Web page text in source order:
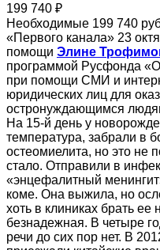
199 740 ₽
Необходимые 199 740
«Первого канала» 23
помощи Элине
программой Русфонда
при помощи СМИ и
юридических лиц для
остронуждающимся
На 15-й день у
температура, забрали в
остеомиелита, но это не
стало. Отправили в
«энцефалитный
коме. Она выжила, но
хоть в клиниках брать ее
безнадежная. В четыре
речи до сих пор нет. В